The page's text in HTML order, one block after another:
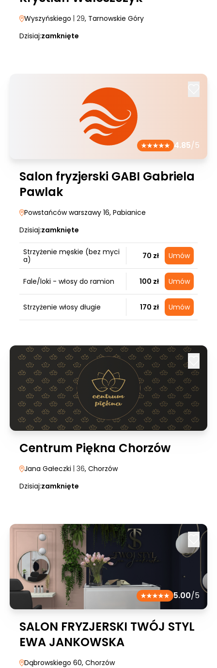
Wyszyńskiego | 29, Tarnowskie Góry
Dzisiaj:zamknięte
4.85/5
Salon fryzjerski GABI Gabriela
Pawlak
Powstańców warszawy 16, Pabianice
Dzisiaj:zamknięte
Strzyżenie męskie (bez myci
a)
70 zł Umów
Fale/loki - włosy do ramion 100 zł Umów
Strzyżenie włosy długie 170 zł Umów
Centrum Piękna Chorzów
Jana Gałeczki | 36, Chorzów
Dzisiaj:zamknięte
5.00/5
SALON FRYZJERSKI TWÓJ STYL
EWA JANKOWSKA
Dąbrowskiego 60, Chorzów